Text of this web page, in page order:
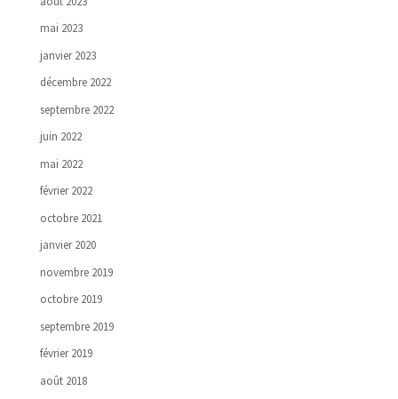
mai 2023
janvier 2023
décembre 2022
septembre 2022
juin 2022
mai 2022
février 2022
octobre 2021
janvier 2020
novembre 2019
octobre 2019
septembre 2019
février 2019
août 2018